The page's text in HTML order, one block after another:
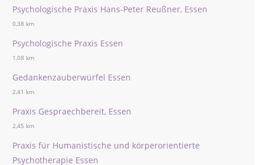
Psychologische Praxis Hans-Peter Reußner, Essen
0,38 km
Psychologische Praxis Essen
1,08 km
Gedankenzauberwürfel Essen
2,41 km
Praxis Gespraechbereit, Essen
2,45 km
Praxis für Humanistische und körperorientierte
Psychotherapie Essen